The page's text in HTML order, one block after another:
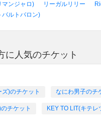
マンジャロ) リーガルリリー
バルトバロン)
に人気のチケット
)のチケット なにわ男子のチ
チケット KEY TO LIT(キテレ